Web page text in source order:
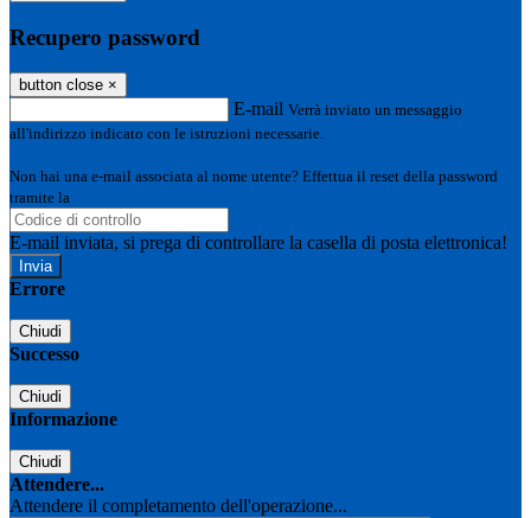
Recupero password
button close ×
E-mail Verrà inviato un messaggio
all'indirizzo indicato con le istruzioni necessarie.
Non hai una e-mail associata al nome utente? Effettua il reset della password
tramite la
E-mail inviata, si prega di controllare la casella di posta elettronica!
Errore
Chiudi
Successo
Chiudi
Informazione
Chiudi
Attendere...
Attendere il completamento dell'operazione...